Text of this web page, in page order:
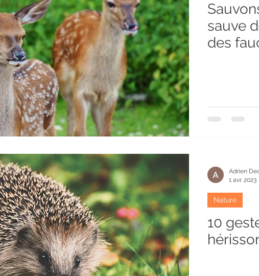
Santé Société Sols
sauve
des
10
Nature
Adrien
1 avr. 2023